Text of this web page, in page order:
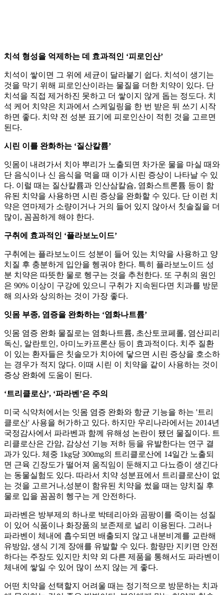
치석 형성을 억제하는 데 효과적인 ‘피로인산’
치석이 쌓이면 그 위에 세균이 달라붙기 쉽다. 치석이 생기는
것을 막기 위해 피로인산이라는 물질을 더한 치약이 있다. 단
치석을 직접 제거하진 못하고 더 쌓이지 않게 돕는 정도다. 치
석 케어 치약은 치과에서 스케일링을 한 번 받은 뒤 쓰기 시작
하면 좋다. 치약 전 성분 표기에 피로인산이 적힌 것을 고르면
된다.
시린 이를 완화하는 ‘질산칼륨’
잇몸이 내려가서 치아 뿌리가 노출되면 차가운 물을 마실 때와
단 음식이나 신 음식을 먹을 때 이가 시린 증상이 나타날 수 있
다. 이럴 때는 질산칼륨과 인산삼칼슘, 염화스트론튬 등이 함
유된 치약을 사용하면 시린 증상을 완화할 수 있다. 단 이런 치
약은 연마제가 소량이거나 거의 들어 있지 않아서 칫솔질을 더
많이, 꼼꼼하게 해야 한다.
구취에 효과적인 ‘플라보노이드’
구취에는 플라보노이드 성분이 들어 있는 치약을 사용하고 양
치질 후 충분하게 입안을 헹궈야 한다. 특히 플라보노이드 성
분 치약은 따뜻한 물로 헹구는 것을 추천한다. 또 구취의 원인
은 90% 이상이 구강에 있으니 구취가 지속된다면 치과를 방문
해 의사와 상의하는 것이 가장 좋다.
잇몸 부종, 염증을 완화하는 ‘염화나트륨’
잇몸 염증 완화 물질로는 염화나트륨, 초산토코페롤, 염산피리
독신, 알란토인, 아미노카프론산 등이 효과적이다. 치주 질환
이 있는 환자들은 칫솔모가 치아에 닿으면 시린 증상을 호소하
는 경우가 적지 않다. 이때 시린 이 치약을 같이 사용하는 것이
증상 완화에 도움이 된다.
‘트리클로산’, ‘파라벤’은 주의
미국 식약처에서는 잇몸 염증 완화와 항균 기능을 하는 '트리
클로산' 사용을 허가하고 있다. 하지만 우리나라에서는 2014년
국정감사에서 파라벤과 함께 유해성 논란이 됐던 물질이다. 트
리클로산은 간암, 감상선 기능 저하 등을 유발한다는 연구 결
과가 있다. 체중 1kg당 300mg의 트리클로산에 14일간 노출되
면 근육 긴장도가 떨어져 움직임이 둔해지고 다뇨증이 생긴다
는 동물실험도 있다. 따라서 치약 성분표에서 트리클로산이 없
는 것을 고르거나,성분이 함유된 치약을 썼을 때는 양치질 후
물로 입을 꼼꼼히 헹구는 게 안전하다.
파라벤은 방부제의 하나로 박테리아와 곰팡이를 죽이는 성질
이 있어 식품이나 화장품의 보존제로 널리 이용된다. 그러나
파라벤이 체내에 흡수되면 배출되지 않고 내분비계를 교란해
유방암, 생식 기계 장애를 유발할 수 있다. 함량만 지키면 안전
하다는 주장도 있지만 치약 외 다른 제품을 통해서도 파라벤이
체내에 쌓일 수 있어 많이 쓰지 않는 게 좋다.
어떤 치약을 선택할지 어려울 때는 정기적으로 방문하는 치과